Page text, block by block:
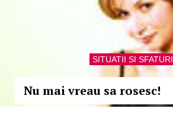
SITUATII SI SFATURI
Nu mai vreau sa rosesc!